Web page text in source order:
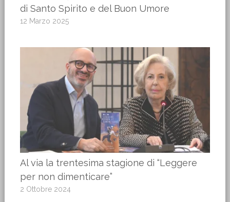
di Santo Spirito e del Buon Umore
12 Marzo 2025
Al via la trentesima stagione di “Leggere
per non dimenticare”
2 Ottobre 2024